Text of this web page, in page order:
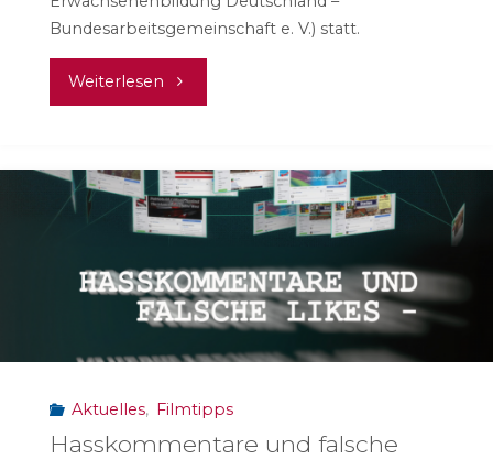
Bundesarbeitsgemeinschaft e. V.) statt.
Weiterlesen "Digitalität
Chance
für
die
Demokratie"
Aktuelles, Filmtipps
Hasskommentare und falsche